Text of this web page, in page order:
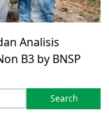
Analisis
B3 by BNSP